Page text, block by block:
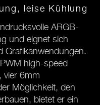
leise Kühlung
ARGB-
und eignet sich
Grafikanwendungen.
high-speed
vier 6mm
Möglichkeit, den
bietet er ein